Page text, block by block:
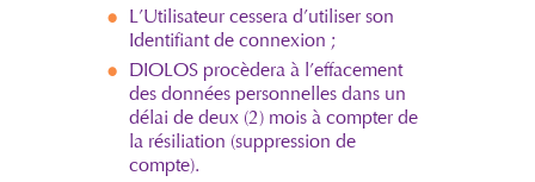
L’Utilisateur cessera d’utiliser son
Identifiant de connexion ;
DIOLOS procèdera à l’effacement
des données personnelles dans un
délai de deux (2) mois à compter de
la résiliation (suppression de
compte).